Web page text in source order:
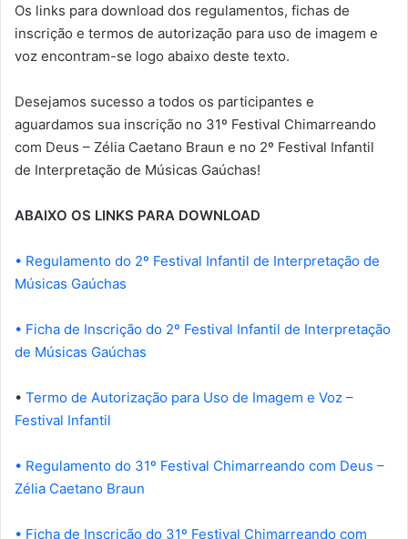
Os links para download dos regulamentos, fichas de
inscrição e termos de autorização para uso de imagem e
voz encontram-se logo abaixo deste texto.
Desejamos sucesso a todos os participantes e
aguardamos sua inscrição no 31º Festival Chimarreando
com Deus – Zélia Caetano Braun e no 2º Festival Infantil
de Interpretação de Músicas Gaúchas!
ABAIXO OS LINKS PARA DOWNLOAD
• Regulamento do 2º Festival Infantil de Interpretação de
Músicas Gaúchas
• Ficha de Inscrição do 2º Festival Infantil de Interpretação
de Músicas Gaúchas
• Termo de Autorização para Uso de Imagem e Voz –
Festival Infantil
• Regulamento do 31º Festival Chimarreando com Deus –
Zélia Caetano Braun
• Ficha de Inscrição do 31º Festival Chimarreando com